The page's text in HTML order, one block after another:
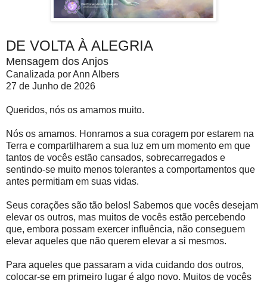
DE VOLTA À ALEGRIA
Mensagem dos Anjos
Canalizada por Ann Albers
27 de Junho de 2026
Queridos, nós os amamos muito.
Nós os amamos. Honramos a sua coragem por estarem na
Terra e compartilharem a sua luz em um momento em que
tantos de vocês estão cansados, sobrecarregados e
sentindo-se muito menos tolerantes a comportamentos que
antes permitiam em suas vidas.
Seus corações são tão belos! Sabemos que vocês desejam
elevar os outros, mas muitos de vocês estão percebendo
que, embora possam exercer influência, não conseguem
elevar aqueles que não querem elevar a si mesmos.
Para aqueles que passaram a vida cuidando dos outros,
colocar-se em primeiro lugar é algo novo. Muitos de vocês